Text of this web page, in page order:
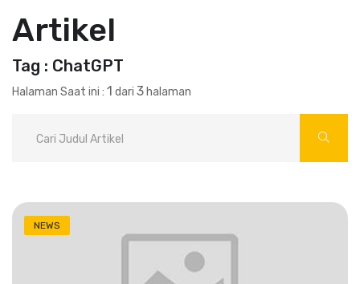
Artikel
Tag : ChatGPT
Halaman Saat ini : 1 dari 3 halaman
NEWS